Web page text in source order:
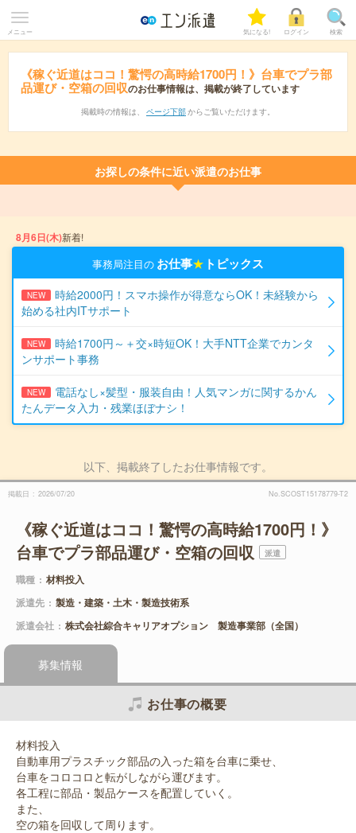
メニュー 気になる! ログイン 検索
《稼ぐ近道はココ！驚愕の高時給1700円！》台車でプラ部
品運び・空箱の回収のお仕事情報は、掲載が終了しています
掲載時の情報は、 ページ下部 からご覧いただけます。
お探しの条件に近い派遣のお仕事
8月6日(木)新着!
事務局注目の お仕事★ トピックス
NEW
時給2000円！スマホ操作が得意ならOK！未経験から
始める社内ITサポート
NEW
時給1700円～＋交×時短OK！大手NTT企業でカンタ
ンサポート事務
NEW
電話なし×髪型・服装自由！人気マンガに関するかん
たんデータ入力・残業ほぼナシ！
以下、掲載終了したお仕事情報です。
掲載日 2026/07/20 No.SCOST15178779-T2
《稼ぐ近道はココ！驚愕の高時給1700円！》
台車でプラ部品運び・空箱の回収
派遣
職種
材料投入
派遣先
製造・建築・土木・製造技術系
派遣会社
株式会社綜合キャリアオプション 製造事業部（全国）
募集情報
お仕事の概要
材料投入
自動車用プラスチック部品の入った箱を台車に乗せ、
台車をコロコロと転がしながら運びます。
各工程に部品・製品ケースを配置していく。
また、
空の箱を回収して周ります。